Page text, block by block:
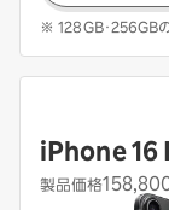
※ 128GB・256GB
iPhone 16
製品価格